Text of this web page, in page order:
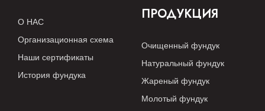
О НАС
Организационная схема
Наши сертификаты
История фундука
ПРОДУКЦИЯ
Очищенный фундук
Натуральный фундук
Жареный фундук
Молотый фундук